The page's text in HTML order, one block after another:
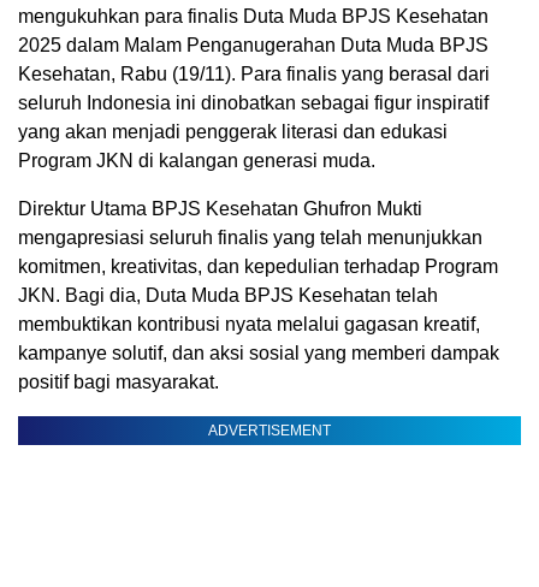
mengukuhkan para finalis Duta Muda BPJS Kesehatan
2025 dalam Malam Penganugerahan Duta Muda BPJS
Kesehatan, Rabu (19/11). Para finalis yang berasal dari
seluruh Indonesia ini dinobatkan sebagai figur inspiratif
yang akan menjadi penggerak literasi dan edukasi
Program JKN di kalangan generasi muda.
Direktur Utama BPJS Kesehatan Ghufron Mukti
mengapresiasi seluruh finalis yang telah menunjukkan
komitmen, kreativitas, dan kepedulian terhadap Program
JKN. Bagi dia, Duta Muda BPJS Kesehatan telah
membuktikan kontribusi nyata melalui gagasan kreatif,
kampanye solutif, dan aksi sosial yang memberi dampak
positif bagi masyarakat.
ADVERTISEMENT